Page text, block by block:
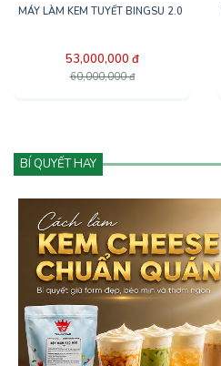
MÁY LÀM KEM TUYẾT BINGSU 2.0
53,000,000 đ
60,000,000 đ
BÍ QUYẾT HAY